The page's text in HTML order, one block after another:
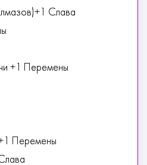
Слава
+1 Перемены
Перемены